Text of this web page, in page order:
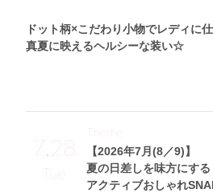
ドット柄×こだわり小物でレディに
真夏に映えるヘルシーな装い☆
7.28
Tue
【2026年7月(8／9)】
夏の日差しを味方にする
アクティブおしゃれ
Theme